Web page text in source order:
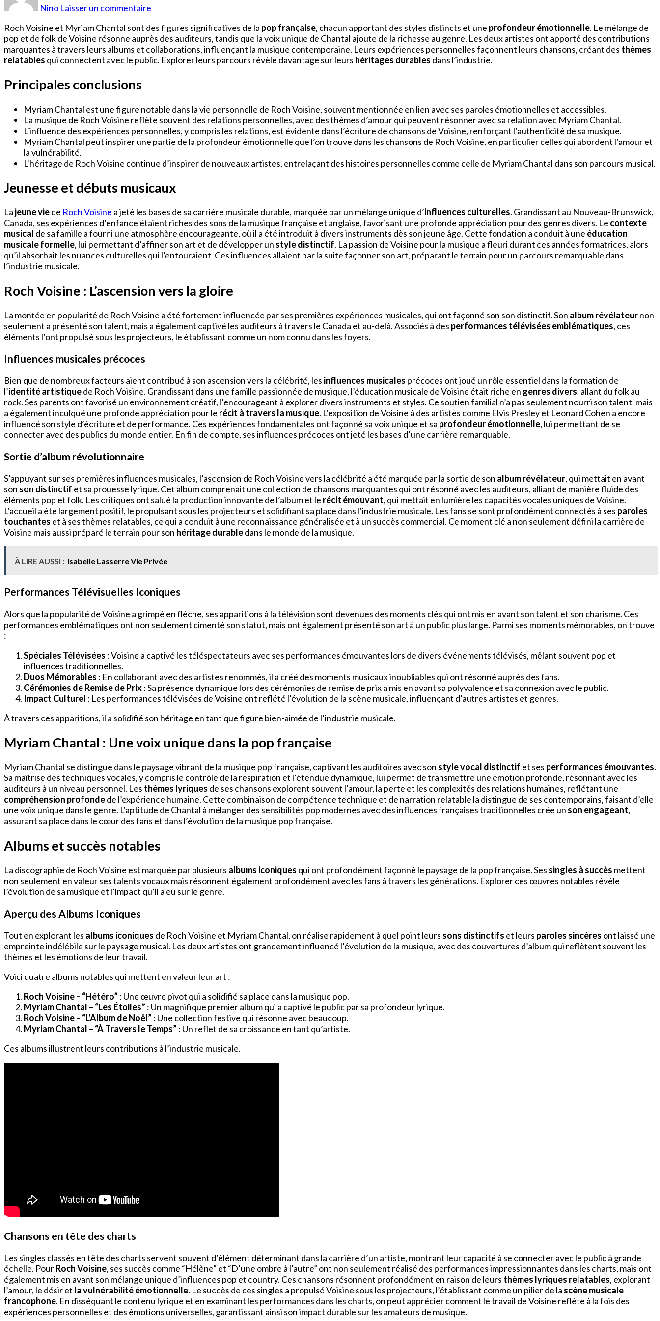
Nino Laisser un commentaire
Myriam
Chantal
Roch Voisine et Myriam Chantal sont des figures significatives de la pop française, chacun apportant des styles distincts et une profondeur émotionnelle. Le mélange de
pop et de folk de Voisine résonne auprès des auditeurs, tandis que la voix unique de Chantal ajoute de la richesse au genre. Les deux artistes ont apporté des contributions
marquantes à travers leurs albums et collaborations, influençant la musique contemporaine. Leurs expériences personnelles façonnent leurs chansons, créant des thèmes
relatables qui connectent avec le public. Explorer leurs parcours révèle davantage sur leurs héritages durables dans l’industrie.
Principales conclusions
Myriam Chantal est une figure notable dans la vie personnelle de Roch Voisine, souvent mentionnée en lien avec ses paroles émotionnelles et accessibles.
La musique de Roch Voisine reflète souvent des relations personnelles, avec des thèmes d’amour qui peuvent résonner avec sa relation avec Myriam Chantal.
L’influence des expériences personnelles, y compris les relations, est évidente dans l’écriture de chansons de Voisine, renforçant l’authenticité de sa musique.
Myriam Chantal peut inspirer une partie de la profondeur émotionnelle que l’on trouve dans les chansons de Roch Voisine, en particulier celles qui abordent l’amour et
la vulnérabilité.
L’héritage de Roch Voisine continue d’inspirer de nouveaux artistes, entrelaçant des histoires personnelles comme celle de Myriam Chantal dans son parcours musical.
Jeunesse et débuts musicaux
La jeune viede Roch Voisine a jeté les bases de sa carrière musicale durable, marquée par un mélange unique d’influences culturelles. Grandissant au Nouveau-Brunswick,
Canada, ses expériences d’enfance étaient riches des sons de la musique française et anglaise, favorisant une profonde appréciation pour des genres divers. Le contexte
musical de sa famille a fourni une atmosphère encourageante, où il a été introduit à divers instruments dès son jeune âge. Cette fondation a conduit à une éducation
musicale formelle, lui permettant d’affiner son art et de développer un style distinctif. La passion de Voisine pour la musique a fleuri durant ces années formatrices, alors
qu’il absorbait les nuances culturelles qui l’entouraient. Ces influences allaient par la suite façonner son art, préparant le terrain pour un parcours remarquable dans
l’industrie musicale.
Roch Voisine : L’ascension vers la gloire
La montée en popularité de Roch Voisine a été fortement influencée par ses premières expériences musicales, qui ont façonné son son distinctif. Son album révélateurnon
seulement a présenté son talent, mais a également captivé les auditeurs à travers le Canada et au-delà. Associés à des performances télévisées emblématiques, ces
éléments l’ont propulsé sous les projecteurs, le établissant comme un nom connu dans les foyers.
Influences musicales précoces
Bien que de nombreux facteurs aient contribué à son ascension vers la célébrité, les influences musicales précoces ont joué un rôle essentiel dans la formation de
l’identité artistiquede Roch Voisine. Grandissant dans une famille passionnée de musique, l’éducation musicale de Voisine était riche en genres divers, allant du folk au
rock. Ses parents ont favorisé un environnement créatif, l’encourageant à explorer divers instruments et styles. Ce soutien familial n’a pas seulement nourri son talent, mais
a également inculqué une profonde appréciation pour le récit à travers la musique. L’exposition de Voisine à des artistes comme Elvis Presley et Leonard Cohen a encore
influencé son style d’écriture et de performance. Ces expériences fondamentales ont façonné sa voix unique et sa profondeur émotionnelle, lui permettant de se
connecter avec des publics du monde entier. En fin de compte, ses influences précoces ont jeté les bases d’une carrière remarquable.
Sortie d’album révolutionnaire
S’appuyant sur ses premières influences musicales, l’ascension de Roch Voisine vers la célébrité a été marquée par la sortie de son album révélateur, qui mettait en avant
son son distinctif et sa prouesse lyrique. Cet album comprenait une collection de chansons marquantes qui ont résonné avec les auditeurs, alliant de manière fluide des
éléments pop et folk. Les critiques ont salué la production innovante de l’album et le récit émouvant, qui mettait en lumière les capacités vocales uniques de Voisine.
L’accueil a été largement positif, le propulsant sous les projecteurs et solidifiant sa place dans l’industrie musicale. Les fans se sont profondément connectés à ses paroles
touchantes et à ses thèmes relatables, ce qui a conduit à une reconnaissance généralisée et à un succès commercial. Ce moment clé a non seulement défini la carrière de
Voisine mais aussi préparé le terrain pour son héritage durabledans le monde de la musique.
À LIRE AUSSI : Isabelle Lasserre Vie Privée
Performances Télévisuelles Iconiques
Alors que la popularité de Voisine a grimpé en flèche, ses apparitions à la télévision sont devenues des moments clés qui ont mis en avant son talent et son charisme. Ces
performances emblématiques ont non seulement cimenté son statut, mais ont également présenté son art à un public plus large. Parmi ses moments mémorables, on trouve
:
Spéciales Télévisées : Voisine a captivé les téléspectateurs avec ses performances émouvantes lors de divers événements télévisés, mêlant souvent pop et
influences traditionnelles.
Duos Mémorables : En collaborant avec des artistes renommés, il a créé des moments musicaux inoubliables qui ont résonné auprès des fans.
Cérémonies de Remise de Prix: Sa présence dynamique lors des cérémonies de remise de prix a mis en avant sa polyvalence et sa connexion avec le public.
Impact Culturel : Les performances télévisées de Voisine ont reflété l’évolution de la scène musicale, influençant d’autres artistes et genres.
À travers ces apparitions, il a solidifié son héritage en tant que figure bien-aimée de l’industrie musicale.
Myriam Chantal : Une voix unique dans la pop française
Myriam Chantal se distingue dans le paysage vibrant de la musique pop française, captivant les auditoires avec son style vocal distinctif et ses performances émouvantes.
Sa maîtrise des techniques vocales, y compris le contrôle de la respiration et l’étendue dynamique, lui permet de transmettre une émotion profonde, résonnant avec les
auditeurs à un niveau personnel. Les thèmes lyriques de ses chansons explorent souvent l’amour, la perte et les complexités des relations humaines, reflétant une
compréhension profondede l’expérience humaine. Cette combinaison de compétence technique et de narration relatable la distingue de ses contemporains, faisant d’elle
une voix unique dans le genre. L’aptitude de Chantal à mélanger des sensibilités pop modernes avec des influences françaises traditionnelles crée un son engageant,
assurant sa place dans le cœur des fans et dans l’évolution de la musique pop française.
Albums et succès notables
La discographie de Roch Voisine est marquée par plusieurs albums iconiques qui ont profondément façonné le paysage de la pop française. Ses singles à succès mettent
non seulement en valeur ses talents vocaux mais résonnent également profondément avec les fans à travers les générations. Explorer ces œuvres notables révèle
l’évolution de sa musique et l’impact qu’il a eu sur le genre.
Aperçu des Albums Iconiques
Tout en explorant les albums iconiques de Roch Voisine et Myriam Chantal, on réalise rapidement à quel point leurs sons distinctifs et leurs paroles sincères ont laissé une
empreinte indélébile sur le paysage musical. Les deux artistes ont grandement influencé l’évolution de la musique, avec des couvertures d’album qui reflètent souvent les
thèmes et les émotions de leur travail.
Voici quatre albums notables qui mettent en valeur leur art :
Roch Voisine – “Hétéro” : Une œuvre pivot qui a solidifié sa place dans la musique pop.
Myriam Chantal – “Les Étoiles” : Un magnifique premier album qui a captivé le public par sa profondeur lyrique.
Roch Voisine – “L’Album de Noël” : Une collection festive qui résonne avec beaucoup.
Myriam Chantal – “À Travers le Temps” : Un reflet de sa croissance en tant qu’artiste.
Ces albums illustrent leurs contributions à l’industrie musicale.
Chansons en tête des charts
Les singles classés en tête des charts servent souvent d’élément déterminant dans la carrière d’un artiste, montrant leur capacité à se connecter avec le public à grande
échelle. PourRoch Voisine, ses succès comme “Hélène” et “D’une ombre à l’autre” ont non seulement réalisé des performances impressionnantes dans les charts, mais ont
également mis en avant son mélange unique d’influences pop et country. Ces chansons résonnent profondément en raison de leurs thèmes lyriques relatables, explorant
l’amour, le désir et la vulnérabilité émotionnelle. Le succès de ces singles a propulsé Voisine sous les projecteurs, l’établissant comme un pilier de la scène musicale
francophone. En disséquant le contenu lyrique et en examinant les performances dans les charts, on peut apprécier comment le travail de Voisine reflète à la fois des
expériences personnelles et des émotions universelles, garantissant ainsi son impact durable sur les amateurs de musique.